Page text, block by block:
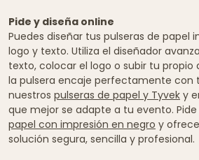
Pide y diseña online
Puedes diseñar tus pulseras de papel
logo y texto. Utiliza el diseñador
texto, colocar el logo o subir tu propio
la pulsera encaje perfectamente con
nuestros pulseras de papel y Tyvek y
que mejor se adapte a tu evento.
papel con impresión en negro y
solución segura, sencilla y profesional.